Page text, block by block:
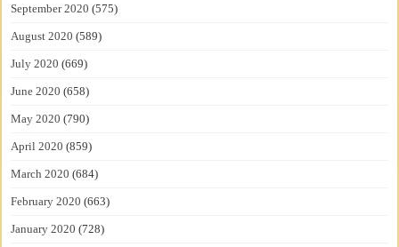
September 2020 (575)
August 2020 (589)
July 2020 (669)
June 2020 (658)
May 2020 (790)
April 2020 (859)
March 2020 (684)
February 2020 (663)
January 2020 (728)